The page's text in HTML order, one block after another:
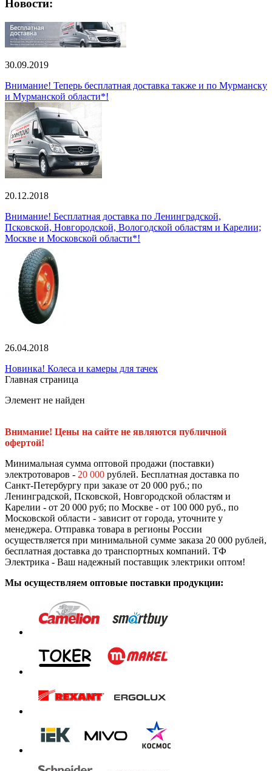
Новости:
30.09.2019
Внимание! Теперь бесплатная доставка также и по Мурманску
и Мурманской области*!
20.12.2018
Внимание! Бесплатная доставка по Ленинградской,
Псковской, Новгородской, Вологодской областям и Карелии;
Москве и Московской области*!
26.04.2018
Новинка! Колеса и камеры для тачек
Главная страница
Элемент не найден
Внимание! Цены на сайте не являются публичной
офертой!
Минимальная сумма оптовой продажи (поставки)
электротоваров - 20 000 рублей. Бесплатная доставка по
Санкт-Петербургу при заказе от 20 000 руб.; по
Ленинградской, Псковской, Новгородской областям и
Карелии - от 20 000 руб; по Москве - от 100 000 руб., по
Московской области - зависит от города, уточните у
менеджера. Отправка товара в регионы России
осуществляется при минимальной сумме заказа 20 000 рублей,
бесплатная доставка до транспортных компаний. ТФ
Электрика - Ваш надежный поставщик электрики оптом!
Мы осуществляем оптовые поставки продукции: